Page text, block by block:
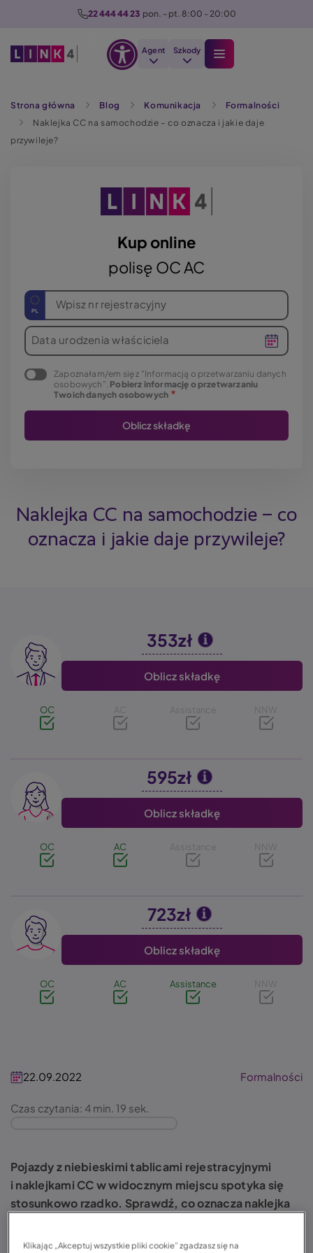
22 444 44 23 pon. - pt. 8:00 - 20:00
Agent Szkody
Strona główna Blog Komunikacja
Formalności
Naklejka CC na samochodzie – co oznacza i jakie daje
przywileje?
Kup online
polisę OC AC
Wpisz nr rejestracyjny
Data urodzenia właściciela
Zapoznałam/em się z "Informacją o przetwarzaniu danych
osobowych". Pobierz informację o przetwarzaniu
Twoich danych osobowych
Naklejka CC na samochodzie – co
oznacza i jakie daje przywileje?
Image 353zł
Oblicz składkę
OC AC Assistance NNW
Image 595zł
Oblicz składkę
OC AC Assistance NNW
Image 723zł
Oblicz składkę
OC AC Assistance NNW
22.09.2022 Formalności
Czas czytania: 4 min. 19 sek.
Pojazdy z niebieskimi tablicami rejestracyjnymi
i naklejkami CC w widocznym miejscu spotyka się
stosunkowo rzadko. Sprawdź, co oznacza naklejka
zobaczysz taki pojazd na drodze.
Klikając „Akceptuj wszystkie pliki cookie” zgadzasz się na